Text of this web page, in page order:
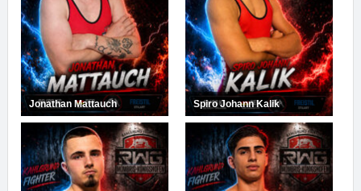
Jonathan Mattauch Spiro Johann Kalik